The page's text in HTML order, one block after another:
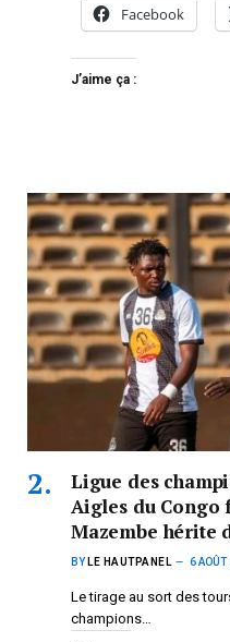
Facebook
J’aime ça :
Ligue des
Aigles du Congo
Mazembe hérite
BY LE HAUTPANEL 6
Le tirage au sort des
champions…